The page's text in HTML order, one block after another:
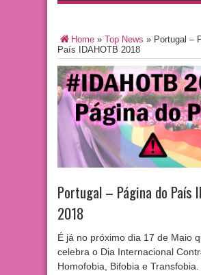
Home » Top News » Portugal –
País IDAHOTB 2018
Portugal – Página do País
2018
É já no próximo dia 17 de Maio
celebra o Dia Internacional
Homofobia, Bifobia e Transfobia.